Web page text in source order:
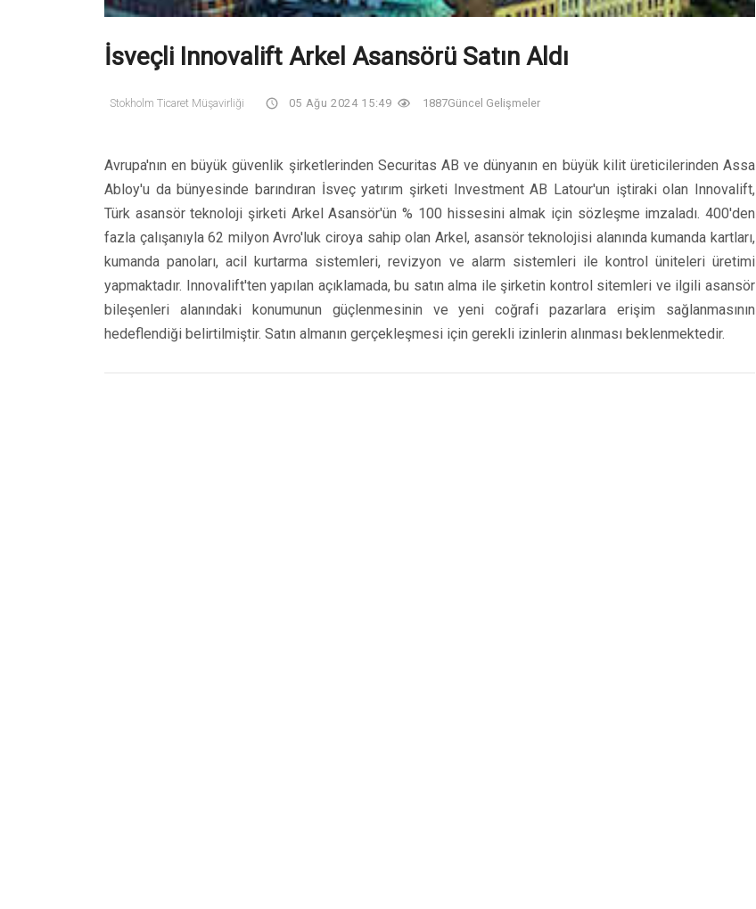
İsveçli Innovalift Arkel Asansörü Satın Aldı
Stokholm Ticaret Müşavirliği 05 Ağu 2024 15:49 1887Güncel Gelişmeler
Avrupa'nın en büyük güvenlik şirketlerinden Securitas AB ve dünyanın en büyük kilit üreticilerinden Assa
Abloy'u da bünyesinde barındıran İsveç yatırım şirketi Investment AB Latour'un iştiraki olan Innovalift,
Türk asansör teknoloji şirketi Arkel Asansör'ün % 100 hissesini almak için sözleşme imzaladı. 400'den
fazla çalışanıyla 62 milyon Avro'luk ciroya sahip olan Arkel, asansör teknolojisi alanında kumanda kartları,
kumanda panoları, acil kurtarma sistemleri, revizyon ve alarm sistemleri ile kontrol üniteleri üretimi
yapmaktadır. Innovalift'ten yapılan açıklamada, bu satın alma ile şirketin kontrol sitemleri ve ilgili asansör
bileşenleri alanındaki konumunun güçlenmesinin ve yeni coğrafi pazarlara erişim sağlanmasının
hedeflendiği belirtilmiştir. Satın almanın gerçekleşmesi için gerekli izinlerin alınması beklenmektedir.